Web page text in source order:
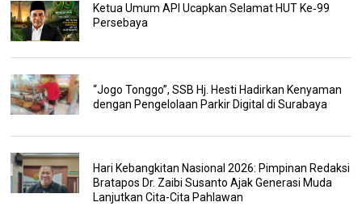
Ketua Umum API Ucapkan Selamat HUT Ke‑99
Persebaya
“Jogo Tonggo”, SSB Hj. Hesti Hadirkan Kenyaman
dengan Pengelolaan Parkir Digital di Surabaya
Hari Kebangkitan Nasional 2026: Pimpinan Redaksi
Bratapos Dr. Zaibi Susanto Ajak Generasi Muda
Lanjutkan Cita-Cita Pahlawan